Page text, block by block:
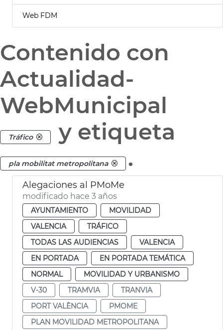
Web FDM
Contenido con
Actualidad-
WebMunicipal
Tráfico y etiqueta
pla mobilitat metropolitana .
Alegaciones al PMoMe
modificado hace 3 años
AYUNTAMIENTO
MOVILIDAD
VALENCIA
TRÁFICO
TODAS LAS AUDIENCIAS
VALENCIA
EN PORTADA
EN PORTADA TEMÁTICA
NORMAL
MOVILIDAD Y URBANISMO
V-30
TRAMVIA
TRANVIA
PORT VALÈNCIA
PMOME
PLAN MOVILIDAD METROPOLITANA